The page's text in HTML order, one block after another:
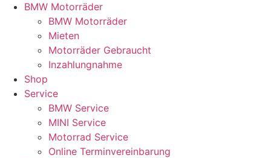
BMW Motorräder
BMW Motorräder
Mieten
Motorräder Gebraucht
Inzahlungnahme
Shop
Service
BMW Service
MINI Service
Motorrad Service
Online Terminvereinbarung